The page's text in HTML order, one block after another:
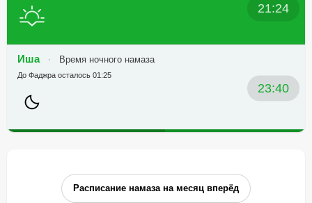
21:24
Иша Время ночного намаза
23:40
До Фаджра осталось 01:25
Расписание намаза на месяц вперёд